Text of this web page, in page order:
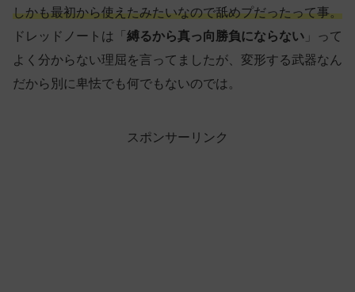
しかも最初から使えたみたいなので舐めプだったって事。
ドレッドノートは「 縛るから真っ向勝負にならない 」って
よく分からない理屈を言ってましたが、変形する武器なん
だから別に卑怯でも何でもないのでは。
スポンサーリンク